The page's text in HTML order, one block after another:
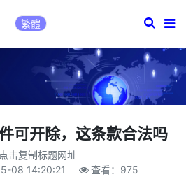
繁體
可开除，这条款合法吗
点击复制标题网址
08 14:20:21 查看： 975